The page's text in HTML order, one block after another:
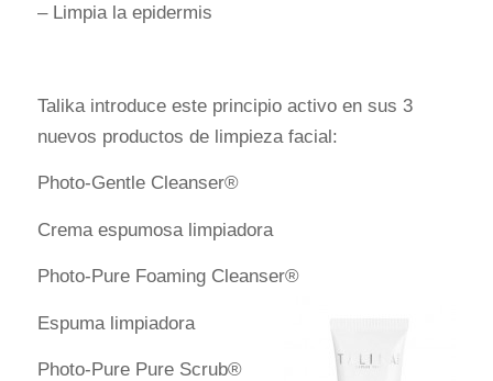
– Limpia la epidermis
Talika introduce este principio activo en sus 3
nuevos productos de limpieza facial:
Photo-Gentle Cleanser®
Crema espumosa limpiadora
Photo-Pure Foaming Cleanser®
Espuma limpiadora
Photo-Pure Pure Scrub®